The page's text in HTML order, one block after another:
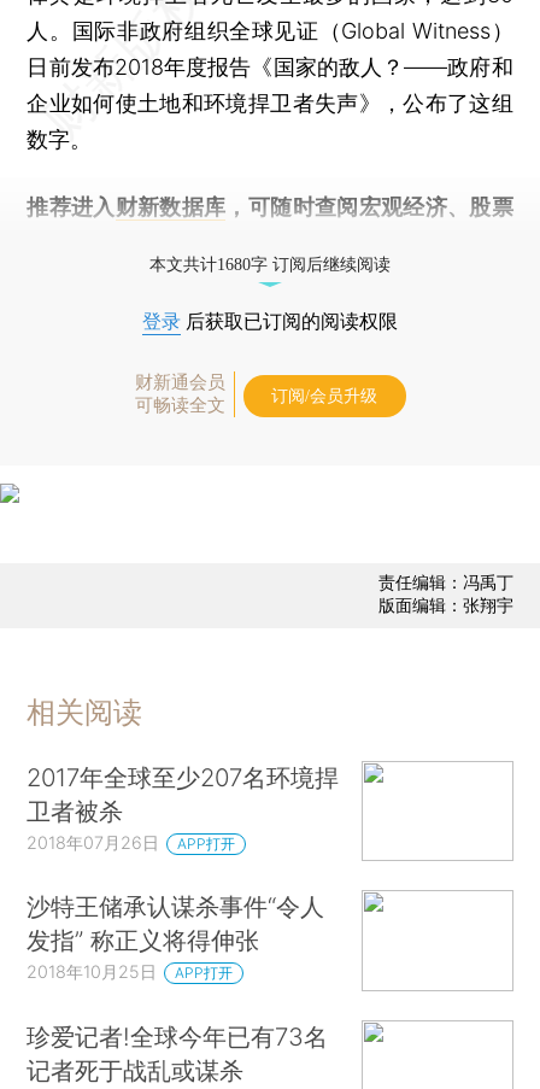
人。国际非政府组织全球见证（Global Witness）
日前发布2018年度报告《国家的敌人？——政府和
企业如何使土地和环境捍卫者失声》，公布了这组
数字。
推荐进入 财新数据库 ，可随时查阅宏观经济、股票
本文共计1680字 订阅后继续阅读
登录 后获取已订阅的阅读权限
财新通会员
可畅读全文
订阅/会员升级
责任编辑：冯禹丁
版面编辑：张翔宇
相关阅读
2017年全球至少207名环境捍
卫者被杀
2018年07月26日 APP打开
沙特王储承认谋杀事件“令人
发指” 称正义将得伸张
2018年10月25日 APP打开
珍爱记者!全球今年已有73名
记者死于战乱或谋杀